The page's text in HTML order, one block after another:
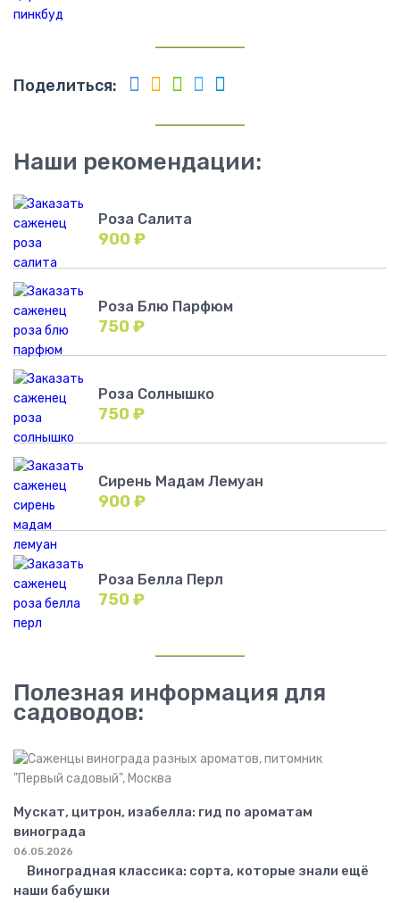
Поделиться:
Наши рекомендации:
Роза Салита
900₽
Роза Блю Парфюм
750₽
Роза Солнышко
750₽
Сирень Мадам Лемуан
900₽
Роза Белла Перл
750₽
Полезная информация для
садоводов:
Мускат, цитрон, изабелла: гид по ароматам
винограда
06.05.2026
Виноградная классика: сорта, которые знали ещё
наши бабушки